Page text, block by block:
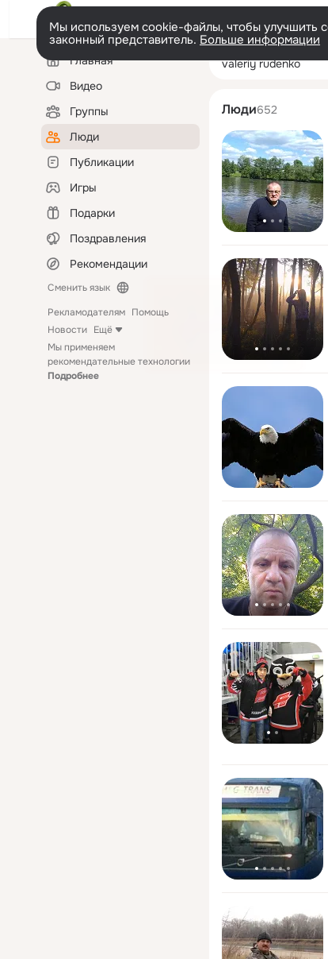
Мы используем cookie-файлы, чтобы улучшить
законный представитель. Больше информации
Левая
колонкаГлавная
Видео
Группы
Люди
Публикации
Игры
Подарки
Поздравления
Рекомендации
Сменить язык
Рекламодателям Помощь
Новости Ещё
Мы применяем
рекомендательные технологии
Подробнее
valeriy
Люди652